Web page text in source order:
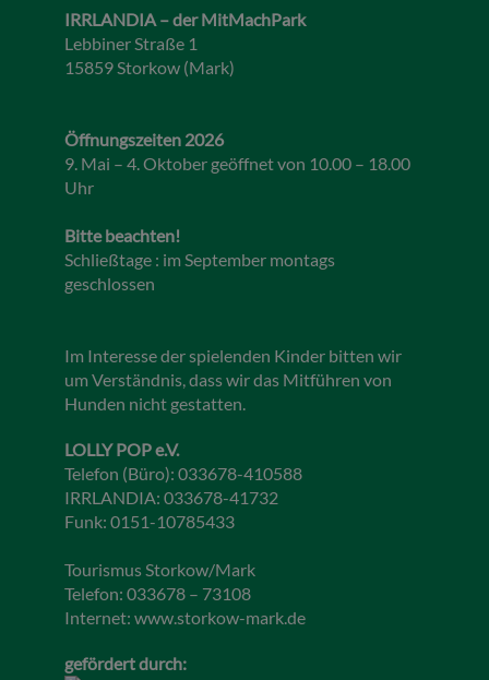
IRRLANDIA – der MitMachPark
Lebbiner Straße 1
15859 Storkow (Mark)
Öffnungszeiten 2026
9. Mai – 4. Oktober geöffnet von 10.00 – 18.00
Uhr
Bitte beachten!
Schließtage : im September montags
geschlossen
Im Interesse der spielenden Kinder bitten wir
um Verständnis, dass wir das Mitführen von
Hunden nicht gestatten.
LOLLY POP e.V.
Telefon (Büro): 033678-410588
IRRLANDIA: 033678-41732
Funk: 0151-10785433
Tourismus Storkow/Mark
Telefon: 033678 – 73108
Internet: www.storkow-mark.de
gefördert durch: